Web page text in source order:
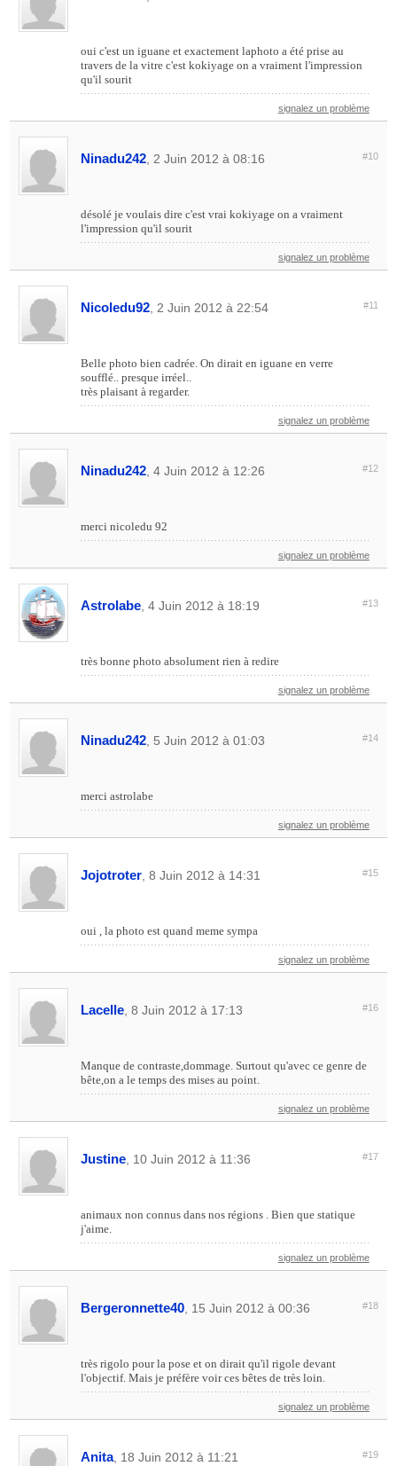
oui c'est un iguane et exactement laphoto a été prise au
travers de la vitre c'est kokiyage on a vraiment l'impression
qu'il sourit
signalez un problème
Ninadu242 , 2 Juin 2012 à 08:16 #10
désolé je voulais dire c'est vrai kokiyage on a vraiment
l'impression qu'il sourit
signalez un problème
Nicoledu92 , 2 Juin 2012 à 22:54 #11
Belle photo bien cadrée. On dirait en iguane en verre
soufflé.. presque irréel..
très plaisant à regarder.
signalez un problème
Ninadu242 , 4 Juin 2012 à 12:26 #12
merci nicoledu 92
signalez un problème
Astrolabe , 4 Juin 2012 à 18:19 #13
très bonne photo absolument rien à redire
signalez un problème
Ninadu242 , 5 Juin 2012 à 01:03 #14
merci astrolabe
signalez un problème
Jojotroter , 8 Juin 2012 à 14:31 #15
oui , la photo est quand meme sympa
signalez un problème
Lacelle , 8 Juin 2012 à 17:13 #16
Manque de contraste,dommage. Surtout qu'avec ce genre de
bête,on a le temps des mises au point.
signalez un problème
Justine , 10 Juin 2012 à 11:36 #17
animaux non connus dans nos régions . Bien que statique
j'aime.
signalez un problème
Bergeronnette40 , 15 Juin 2012 à 00:36 #18
très rigolo pour la pose et on dirait qu'il rigole devant
l'objectif. Mais je préfère voir ces bêtes de très loin.
signalez un problème
Anita, 18 Juin 2012 à 11:21 #19